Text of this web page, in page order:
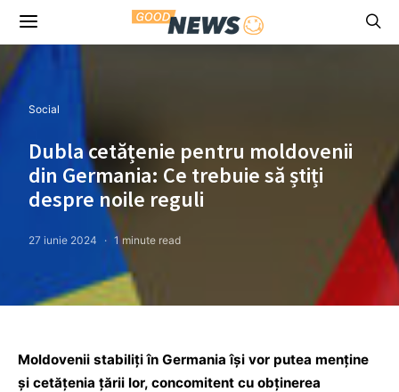
Social
Dubla cetățenie pentru moldovenii
din Germania: Ce trebuie să știți
despre noile reguli
27 iunie 2024 1 minute read
Moldovenii stabiliți în Germania își vor putea menține
și cetățenia țării lor, concomitent cu obținerea